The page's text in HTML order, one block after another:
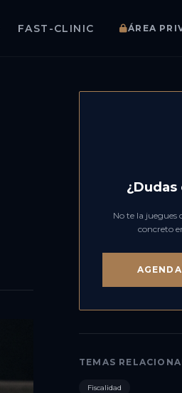
FAST-CLINIC ÁREA
No te la juegues
concreto
TEMAS
Fiscalidad